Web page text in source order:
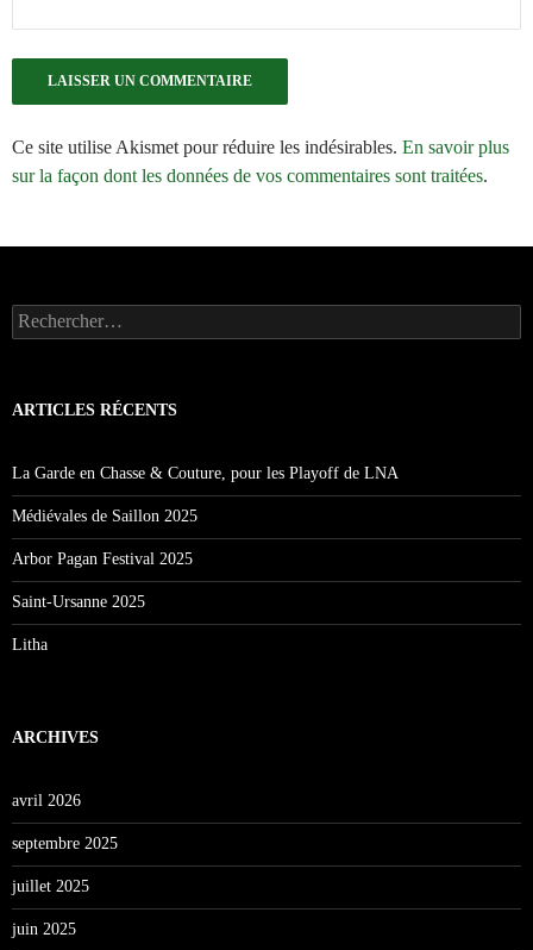
Ce site utilise Akismet pour réduire les indésirables. En savoir plus
sur la façon dont les données de vos commentaires sont traitées.
Rechercher :
ARTICLES RÉCENTS
La Garde en Chasse & Couture, pour les Playoff de LNA
Médiévales de Saillon 2025
Arbor Pagan Festival 2025
Saint-Ursanne 2025
Litha
ARCHIVES
avril 2026
septembre 2025
juillet 2025
juin 2025